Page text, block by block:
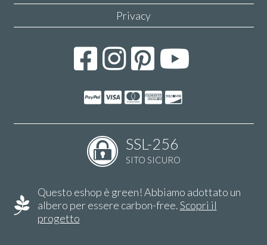
Privacy
SSL-256
SITO SICURO
Questo eshop è green! Abbiamo adottato un
albero per essere carbon-free.Scopri il
progetto